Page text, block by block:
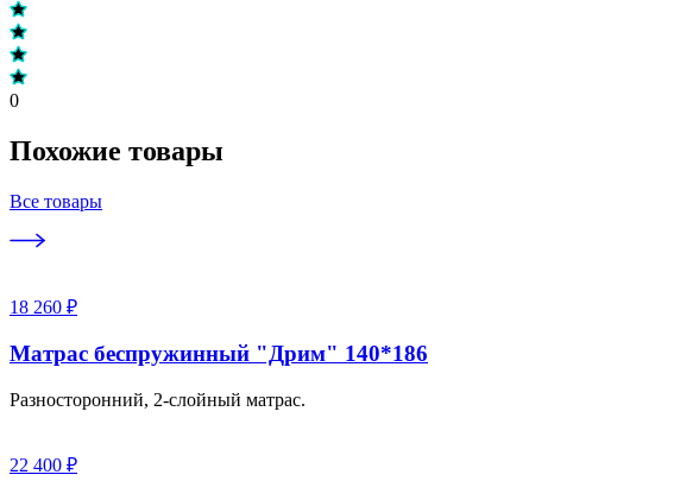
0
Похожие товары
Все товары
18 260 ₽
Матрас беспружинный "Дрим" 140*186
Разносторонний, 2-слойный матрас.
22 400 ₽